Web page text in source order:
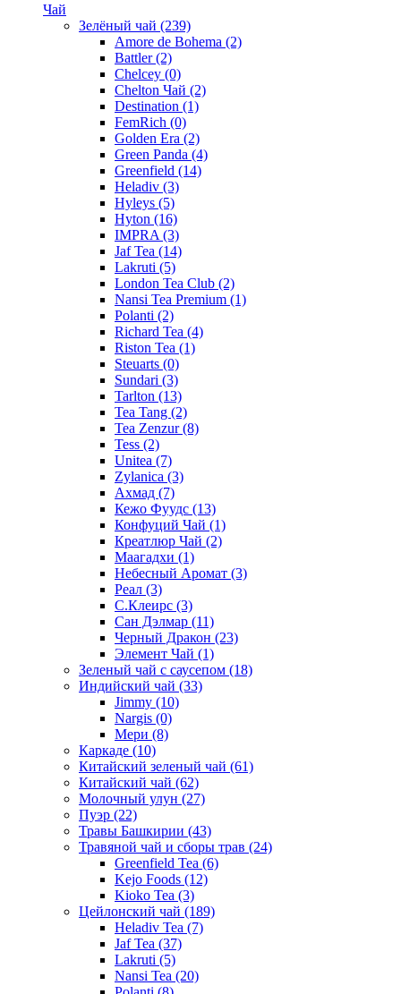
Чай
Зелёный чай (239)
Amore de Bohema (2)
Battler(2)
Chelcey (0)
Chelton Чай (2)
Destination (1)
FemRich (0)
Golden Era (2)
Green Panda (4)
Greenfield (14)
Heladiv (3)
Hyleys (5)
Hyton (16)
IMPRA (3)
Jaf Tea (14)
Lakruti (5)
London Tea Club (2)
Nansi Tea Premium (1)
Polanti (2)
Richard Tea (4)
Riston Tea (1)
Steuarts (0)
Sundari (3)
Tarlton (13)
Tea Tang (2)
Tea Zenzur(8)
Tess (2)
Unitea (7)
Zylanica (3)
Ахмад (7)
Кежо Фуудс (13)
Конфуций Чай (1)
Креатлюр Чай (2)
Маагадхи (1)
Небесный Аромат (3)
Реал (3)
С.Клеирс (3)
Сан Дэлмар (11)
Черный Дракон (23)
Элемент Чай (1)
Зеленый чай с саусепом (18)
Индийский чай (33)
Jimmy (10)
Nargis (0)
Мери (8)
Каркаде (10)
Китайский зеленый чай (61)
Китайский чай (62)
Молочный улун (27)
Пуэр (22)
Травы Башкирии (43)
Травяной чай и сборы трав (24)
Greenfield Tea (6)
Kejo Foods (12)
Kioko Tea (3)
Цейлонский чай (189)
Heladiv Tea (7)
Jaf Tea (37)
Lakruti (5)
Nansi Tea (20)